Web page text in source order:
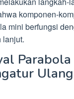
komponen-
mini berfungsi
lanjut.